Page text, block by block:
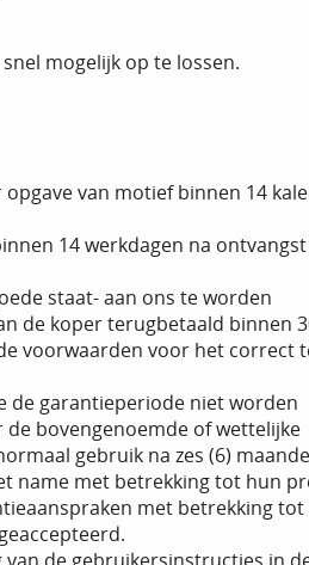
mogelijk op te lossen.
van motief binnen 14
14 werkdagen na
staat- aan ons te worden
de koper terugbetaald binnen
voorwaarden voor het correct
de garantieperiode niet worden
bovengenoemde of wettelijke
gebruik na zes (6)
name met betrekking tot hun
met betrekking tot